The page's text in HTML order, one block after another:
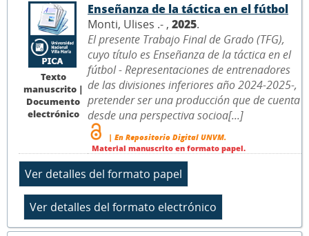
Texto
manuscrito |
Documento
electrónico
Enseñanza de la táctica en el fútbol
Monti, Ulises .- , 2025.
El presente Trabajo Final de Grado (TFG),
cuyo título es Enseñanza de la táctica en el
fútbol - Representaciones de entrenadores
de las divisiones inferiores año 2024-2025-,
pretender ser una producción que de cuenta
desde una perspectiva socioa[...]
| En Repositorio Digital UNVM.
Material manuscrito en formato papel.